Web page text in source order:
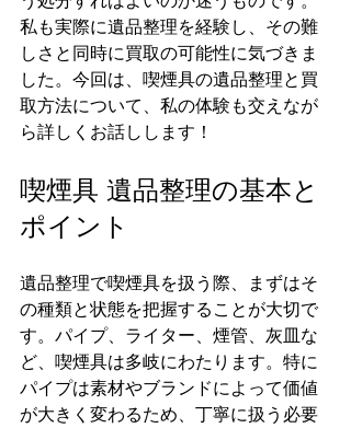
私も実際に遺品整理を経験し、その難
しさと同時に買取の可能性に気づきま
した。今回は、喫煙具の遺品整理と買
取方法について、私の体験も交えなが
ら詳しくお話しします！
喫煙具 遺品整理の基本と
ポイント
遺品整理で喫煙具を扱う際、まずはそ
の種類と状態を把握することが大切で
す。パイプ、ライター、煙管、灰皿な
ど、喫煙具は多岐にわたります。特に
パイプは素材やブランドによって価値
が大きく変わるため、丁寧に扱う必要